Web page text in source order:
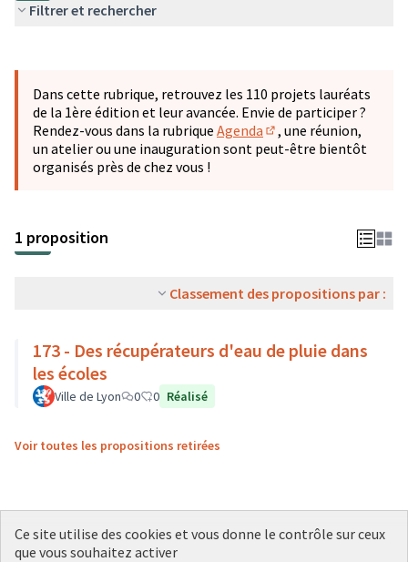
Filtrer et rechercher
−
Dans cette rubrique, retrouvez les 110 projets lauréats
de la 1ère édition et leur avancée. Envie de participer ?
Rendez-vous dans la rubrique Agenda
(S'ouvre dans un
, une réunion,
un atelier ou une inauguration sont peut-être bientôt
organisés près de chez vous !
1 proposition
Classement des propositions par :
173 - Des récupérateurs d'eau de pluie dans
les écoles
Ville de Lyon 0 0 Réalisé
Voir toutes les propositions retirées
Ce site utilise des cookies et vous donne le contrôle sur ceux
que vous souhaitez activer